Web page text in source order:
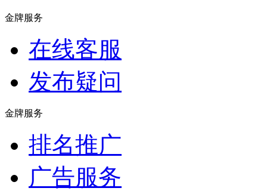
金牌服务
在线客服
发布疑问
金牌服务
排名推广
广告服务